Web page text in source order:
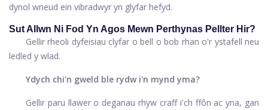
dynol wneud ein vibradwyr yn glyfar hefyd.
Sut Allwn Ni Fod Yn Agos Mewn Perthynas Pellter Hir?
Gellir rheoli dyfeisiau clyfar o bell o bob rhan o'r ystafell neu
ledled y wlad.
Ydych chi'n gweld ble rydw i'n mynd yma?
Gellir paru llawer o deganau rhyw craff i'ch ffôn ac yna, gan